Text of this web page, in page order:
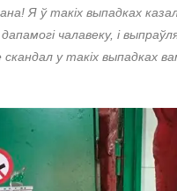
Я ў такіх выпадках
чалавеку, і
у такіх выпадках